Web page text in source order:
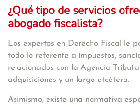
¿Qué tipo de servicios
abogado fiscalista?
Los expertos en Derecho Fiscal le
todo lo referente a impuestos,
relacionados con la Agencia
adquisiciones y un largo etcétera.
Asimismo, existe una normativa